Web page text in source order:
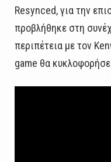
Resynced, για την
προβλήθηκε στη
περιπέτεια με τον
game θα